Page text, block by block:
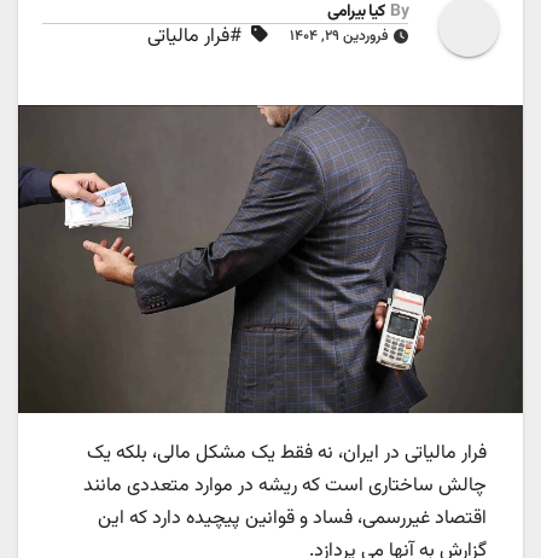
By کیا بیرامی
فروردین ۲۹, ۱۴۰۴ #فرار مالیاتی
فرار مالیاتی در ایران، نه فقط یک مشکل مالی، بلکه یک‌
چالش ساختاری است که ریشه در موارد متعددی مانند
اقتصاد غیررسمی، فساد و قوانین پیچیده دارد که این
گزارش به آنها می پردازد.